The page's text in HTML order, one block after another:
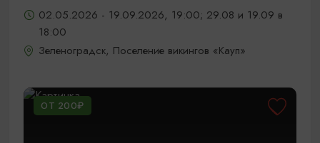
02.05.2026 - 19.09.2026, 19:00; 29.08 и 19.09 в
18:00
Зеленоградск, Поселение викингов «Кауп»
ОТ 200₽